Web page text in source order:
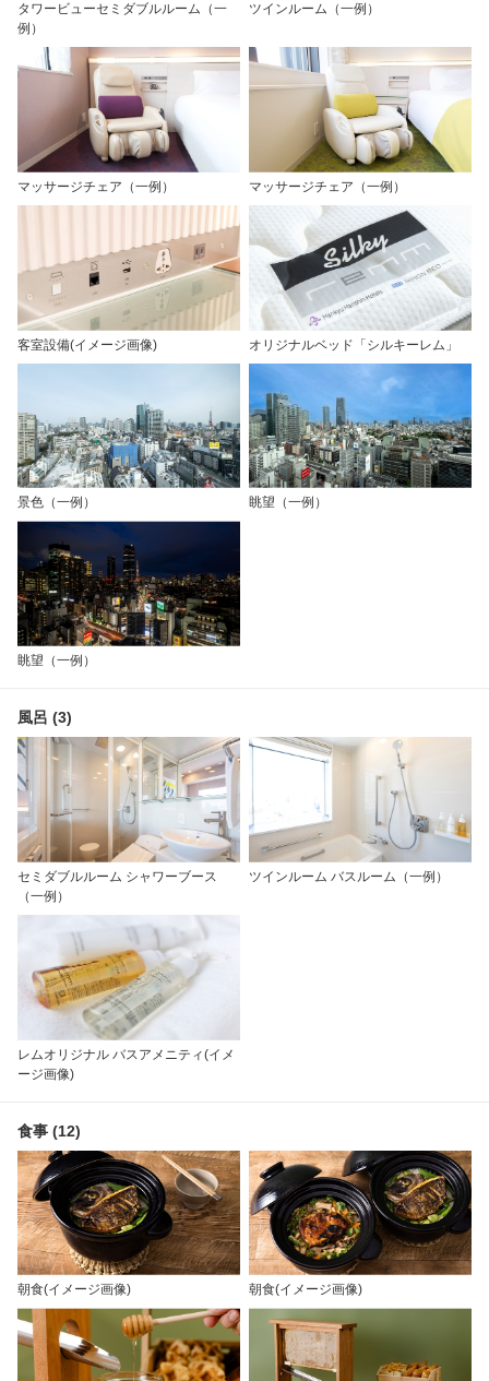
タワービューセミダブルルーム（一
例）
ツインルーム（一例）
マッサージチェア（一例） マッサージチェア（一例）
客室設備(イメージ画像) オリジナルベッド「シルキーレム」
景色（一例） 眺望（一例）
眺望（一例）
風呂 (3)
セミダブルルーム シャワーブース
（一例）
ツインルーム バスルーム（一例）
レムオリジナル バスアメニティ(イメ
ージ画像)
食事 (12)
朝食(イメージ画像) 朝食(イメージ画像)